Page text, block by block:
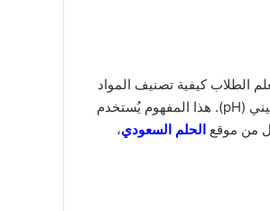
لها 4، في مادة العلوم، يتعلم الطلاب كيفية تصنيف المواد
بحسب خصائصها الكيميائية، ومن أهم المفاهيم التي يُركز عليها المنهج: الرقم الهيدروجيني (pH). هذا المفهوم يُستخدم
من موقع الحلم السعودي،